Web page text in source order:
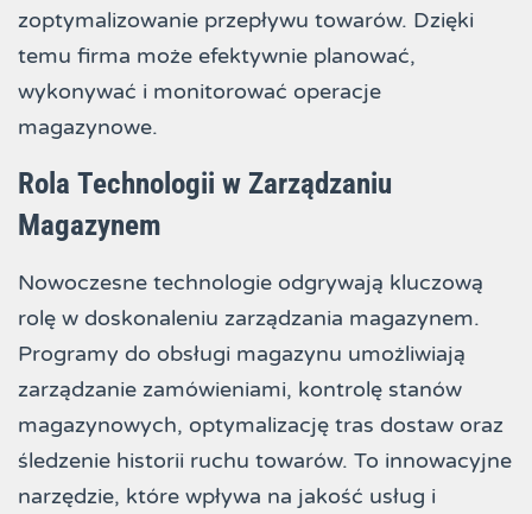
zoptymalizowanie przepływu towarów. Dzięki
temu firma może efektywnie planować,
wykonywać i monitorować operacje
magazynowe.
Rola Technologii w Zarządzaniu
Magazynem
Nowoczesne technologie odgrywają kluczową
rolę w doskonaleniu zarządzania magazynem.
Programy do obsługi magazynu umożliwiają
zarządzanie zamówieniami, kontrolę stanów
magazynowych, optymalizację tras dostaw oraz
śledzenie historii ruchu towarów. To innowacyjne
narzędzie, które wpływa na jakość usług i